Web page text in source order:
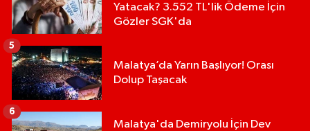
Yatacak? 3.552 TL'lik Ödeme İçin
Gözler SGK'da
Malatya’da Yarın Başlıyor! Orası
Dolup Taşacak
5
Malatya'da Demiryolu İçin Dev
6